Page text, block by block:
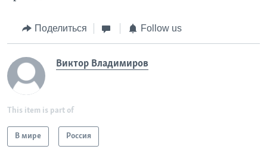
Поделиться Follow us
Виктор Владимиров
This item is part of
В мире Россия